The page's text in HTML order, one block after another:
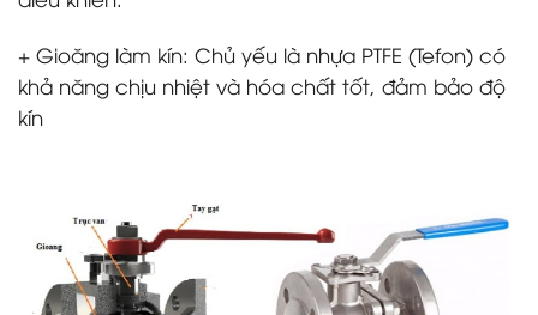
+ Gioăng làm kín: Chủ yếu là nhựa PTFE (Tefon) có
khả năng chịu nhiệt và hóa chất tốt, đảm bảo độ
kín